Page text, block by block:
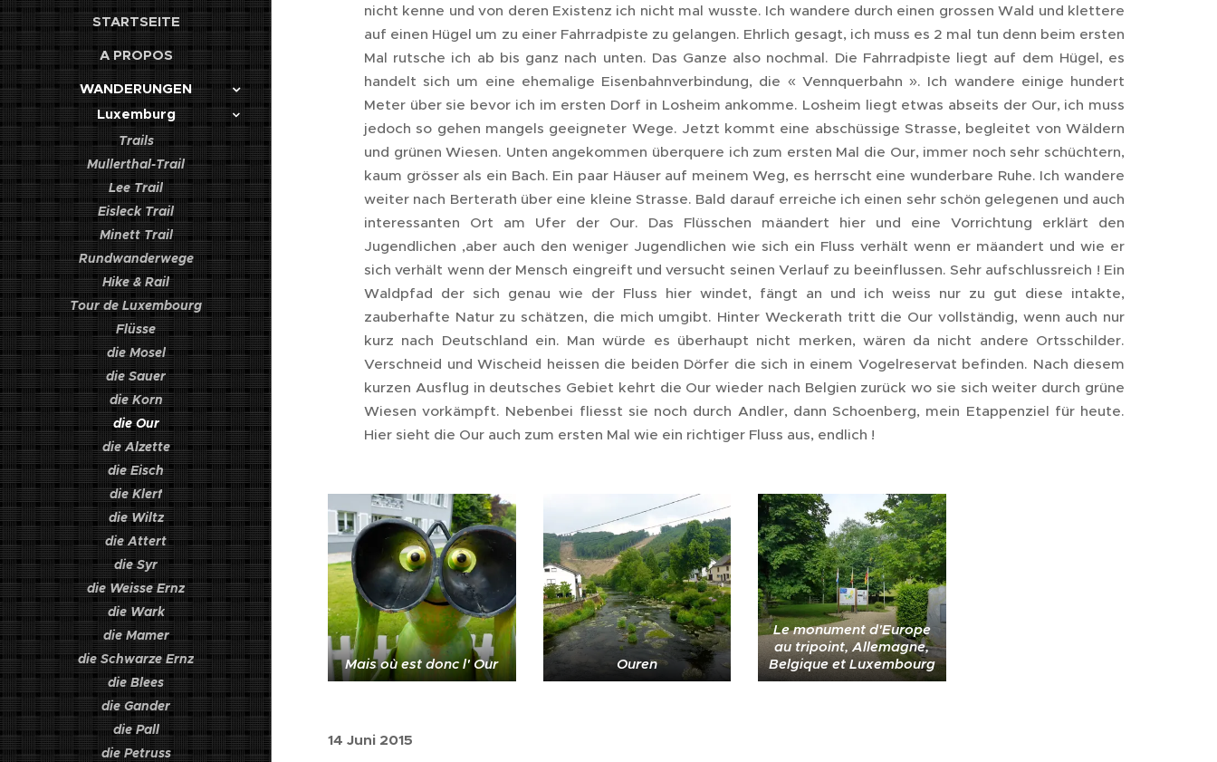
STARTSEITE
A PROPOS
WANDERUNGEN
Luxemburg
Trails
Mullerthal-Trail
Lee Trail
Eisleck Trail
Minett Trail
Rundwanderwege
Hike & Rail
Tour de Luxembourg
Flüsse
die Mosel
die Sauer
die Korn
die Our
die Alzette
die Eisch
die Klerf
die Wiltz
die Attert
die Syr
die Weisse Ernz
die Wark
die Mamer
die Schwarze Ernz
die Blees
die Gander
die Pall
die Petruss
nicht kenne und von deren Existenz ich nicht mal wusste. Ich wandere durch einen grossen Wald und klettere
auf einen Hügel um zu einer Fahrradpiste zu gelangen. Ehrlich gesagt, ich muss es 2 mal tun denn beim ersten
Mal rutsche ich ab bis ganz nach unten. Das Ganze also nochmal. Die Fahrradpiste liegt auf dem Hügel, es
handelt sich um eine ehemalige Eisenbahnverbindung, die « Vennquerbahn ». Ich wandere einige hundert
Meter über sie bevor ich im ersten Dorf in Losheim ankomme. Losheim liegt etwas abseits der Our, ich muss
jedoch so gehen mangels geeigneter Wege. Jetzt kommt eine abschüssige Strasse, begleitet von Wäldern
und grünen Wiesen. Unten angekommen überquere ich zum ersten Mal die Our, immer noch sehr schüchtern,
kaum grösser als ein Bach. Ein paar Häuser auf meinem Weg, es herrscht eine wunderbare Ruhe. Ich wandere
weiter nach Berterath über eine kleine Strasse. Bald darauf erreiche ich einen sehr schön gelegenen und auch
interessanten Ort am Ufer der Our. Das Flüsschen mäandert hier und eine Vorrichtung erklärt den
Jugendlichen ,aber auch den weniger Jugendlichen wie sich ein Fluss verhält wenn er mäandert und wie er
sich verhält wenn der Mensch eingreift und versucht seinen Verlauf zu beeinflussen. Sehr aufschlussreich ! Ein
Waldpfad der sich genau wie der Fluss hier windet, fängt an und ich weiss nur zu gut diese intakte,
zauberhafte Natur zu schätzen, die mich umgibt. Hinter Weckerath tritt die Our vollständig, wenn auch nur
kurz nach Deutschland ein. Man würde es überhaupt nicht merken, wären da nicht andere Ortsschilder.
Verschneid und Wischeid heissen die beiden Dörfer die sich in einem Vogelreservat befinden. Nach diesem
kurzen Ausflug in deutsches Gebiet kehrt die Our wieder nach Belgien zurück wo sie sich weiter durch grüne
Wiesen vorkämpft. Nebenbei fliesst sie noch durch Andler, dann Schoenberg, mein Etappenziel für heute.
Hier sieht die Our auch zum ersten Mal wie ein richtiger Fluss aus, endlich !
Mais où est donc l' Our Ouren
Le monument d'Europe
au tripoint, Allemagne,
Belgique et Luxembourg
14 Juni 2015